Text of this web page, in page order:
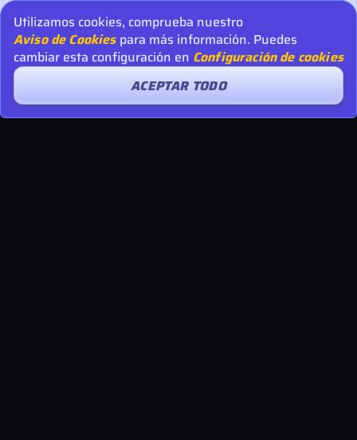
Utilizamos cookies, comprueba nuestro
Aviso de Cookiespara más información. Puedes
cambiar esta configuración en Configuración de cookies
ACEPTAR TODO